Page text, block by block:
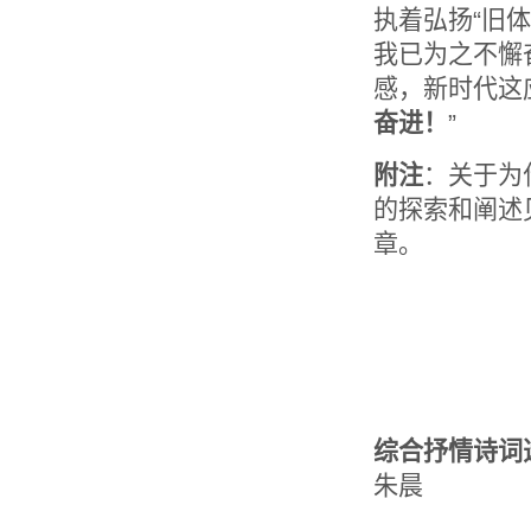
执着弘扬“旧
我已为之不
感， 新时代这
奋进！ ”
附注：关于为
的探索和阐
章。
综合抒情诗词
朱晨